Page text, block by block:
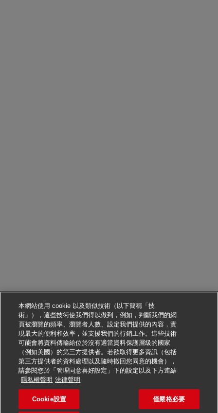
申請此職位
Postbote – Minijob /
本網站使用 cookie 以及類似技術（以下簡稱「技
術」），這些技術使我們得以做到，例如，判斷我們的網
頁被瀏覽的頻率、瀏覽者人數、設定我們提供的內容，實
現最大的便利和效率，並支援我們的行銷工作。這些技術
可能會將資料傳輸給位於沒有適當資料保護層級的國家
（例如美國）的第三方提供者。若欲取得更多資訊（包括
第三方提供者的資料處理以及隨時撤回您同意的機會），
請參閱您於「管理同意喜好設定」下的設定以及下方連結
隱私權聲明 法律聲明
Cookie設置 僅嚴格必要